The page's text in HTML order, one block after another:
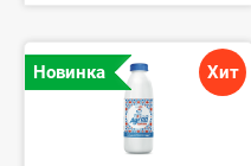
Новинка Хит